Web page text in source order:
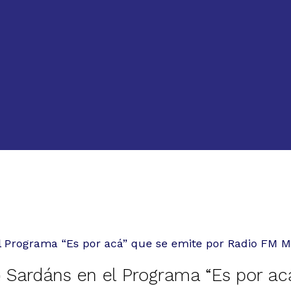
“Es por acá” que se emite por Radio FM
en el Programa “Es por